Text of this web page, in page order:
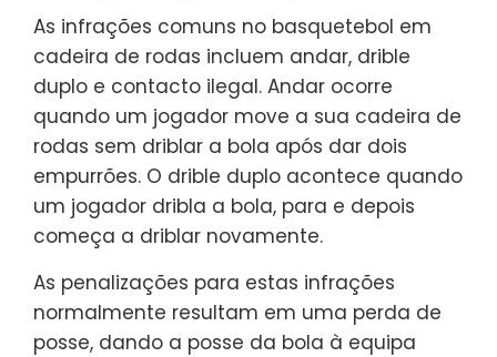
As infrações comuns no basquetebol em
cadeira de rodas incluem andar, drible
duplo e contacto ilegal. Andar ocorre
quando um jogador move a sua cadeira de
rodas sem driblar a bola após dar dois
empurrões. O drible duplo acontece quando
um jogador dribla a bola, para e depois
começa a driblar novamente.
As penalizações para estas infrações
normalmente resultam em uma perda de
posse, dando a posse da bola à equipa